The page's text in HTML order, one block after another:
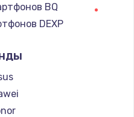
BQ
DEXP
Ginzzu
Highscreen
Irbis
Kyocera